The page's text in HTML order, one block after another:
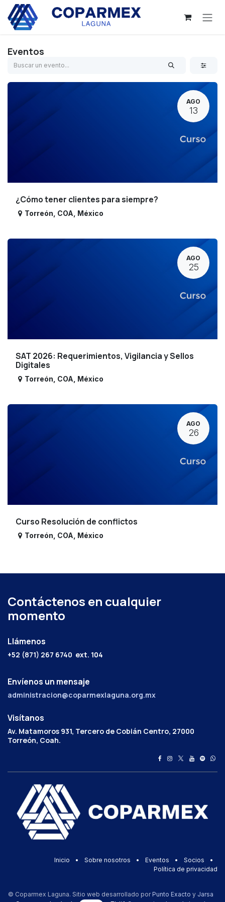
Ir al contenido
Eventos
AGO
13
¿Cómo tener clientes para siempre?
Torreón COA México
AGO
25
SAT 2026: Requerimientos, Vigilancia y Sellos
Digitales
Torreón COA México
AGO
26
Curso Resolución de conflictos
Torreón COA México
Contáctenos en cualquier
momento
Llámenos
+52 (871) 267 6740 ext. 104
Envíenos un mensaje
administracion@coparmexlaguna.org.mx
Visítanos
Av. Matamoros 931, Tercero de Cobián Centro, 27000
Torreón, Coah.
Inicio • Sobre nosotros • Eventos • Socios
•
Política de privacidad
© Coparmex Laguna. Sitio web desarrollado por Punto Exacto y Jarsa